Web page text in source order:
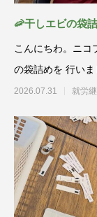
🦐干しエビの袋
こんにちわ。ニコ
の袋詰めを 行い
2026.07.31 就労